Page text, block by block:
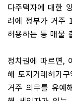
다주택자에 대한
려에 정부가 거주
허용하는 등 매물
정치권에 따르면,
해 토지거래허가
거주 의무를 유예